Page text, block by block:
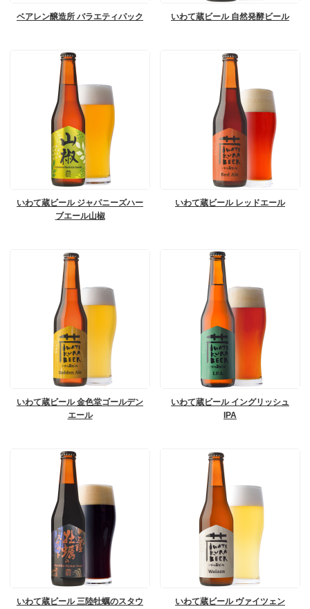
ベアレン醸造所 バラエティパック いわて蔵ビール 自然発酵ビール
いわて蔵ビール ジャパニーズハー
ブエール山椒
いわて蔵ビール レッドエール
いわて蔵ビール 金色堂ゴールデン
エール
いわて蔵ビール イングリッシュ
IPA
いわて蔵ビール 三陸牡蠣のスタウ
いわて蔵ビール ヴァイツェン